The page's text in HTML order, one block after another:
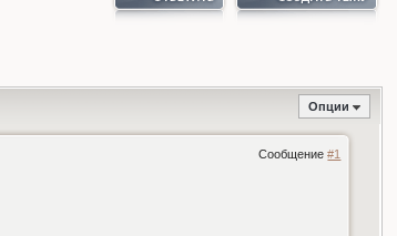
Опции
Сообщение#1